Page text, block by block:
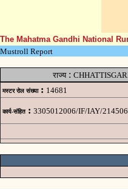
The Mahatma Gandhi National
Mustroll Report
राज्य:
मस्टर रोल संख्या : 14681
कार्य-संहित : 3305012006/IF/IAY/